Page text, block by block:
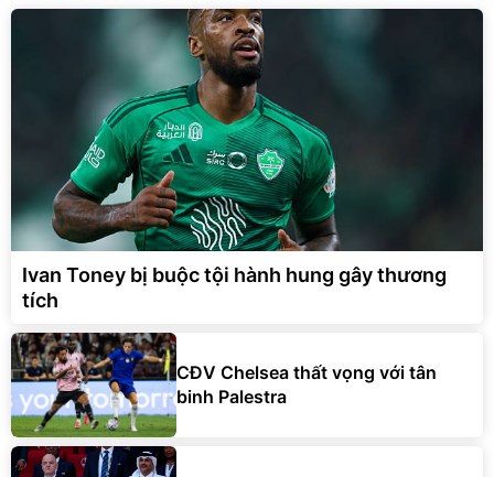
Ivan Toney bị buộc tội hành hung gây thương
tích
CĐV Chelsea thất vọng với tân
binh Palestra